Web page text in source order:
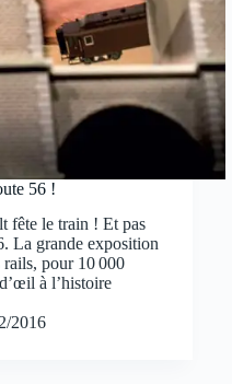
56 !
fête le train ! Et pas
La grande exposition
pour 10 000
à l’histoire
2016